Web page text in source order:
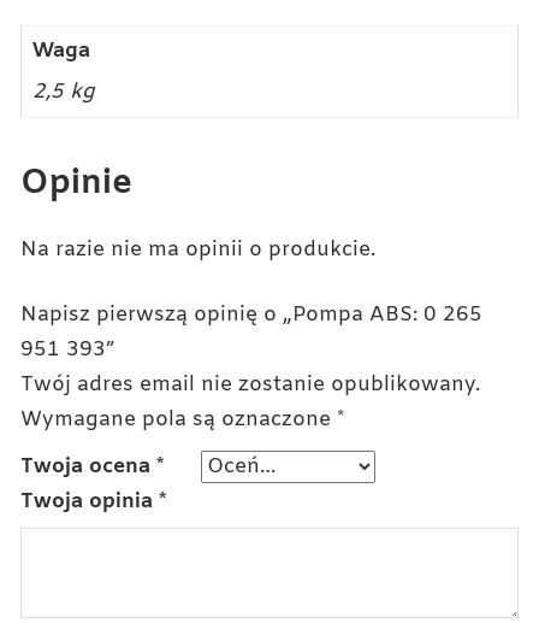
Waga
2,5 kg
Opinie
Na razie nie ma opinii o produkcie.
Napisz pierwszą opinię o „Pompa ABS: 0 265
951 393”
Twój adres email nie zostanie opublikowany.
Wymagane pola są oznaczone *
Twoja ocena *
Twoja opinia *